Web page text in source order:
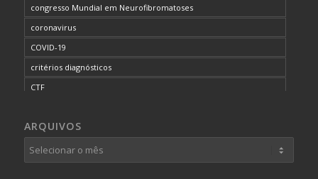
congresso Mundial em Neurofibromatoses
coronavirus
COVID-19
critérios diagnósticos
CTF
desordem do processamento auditivo
diagnóstico
dificuldades cognitivas
ARQUIVOS